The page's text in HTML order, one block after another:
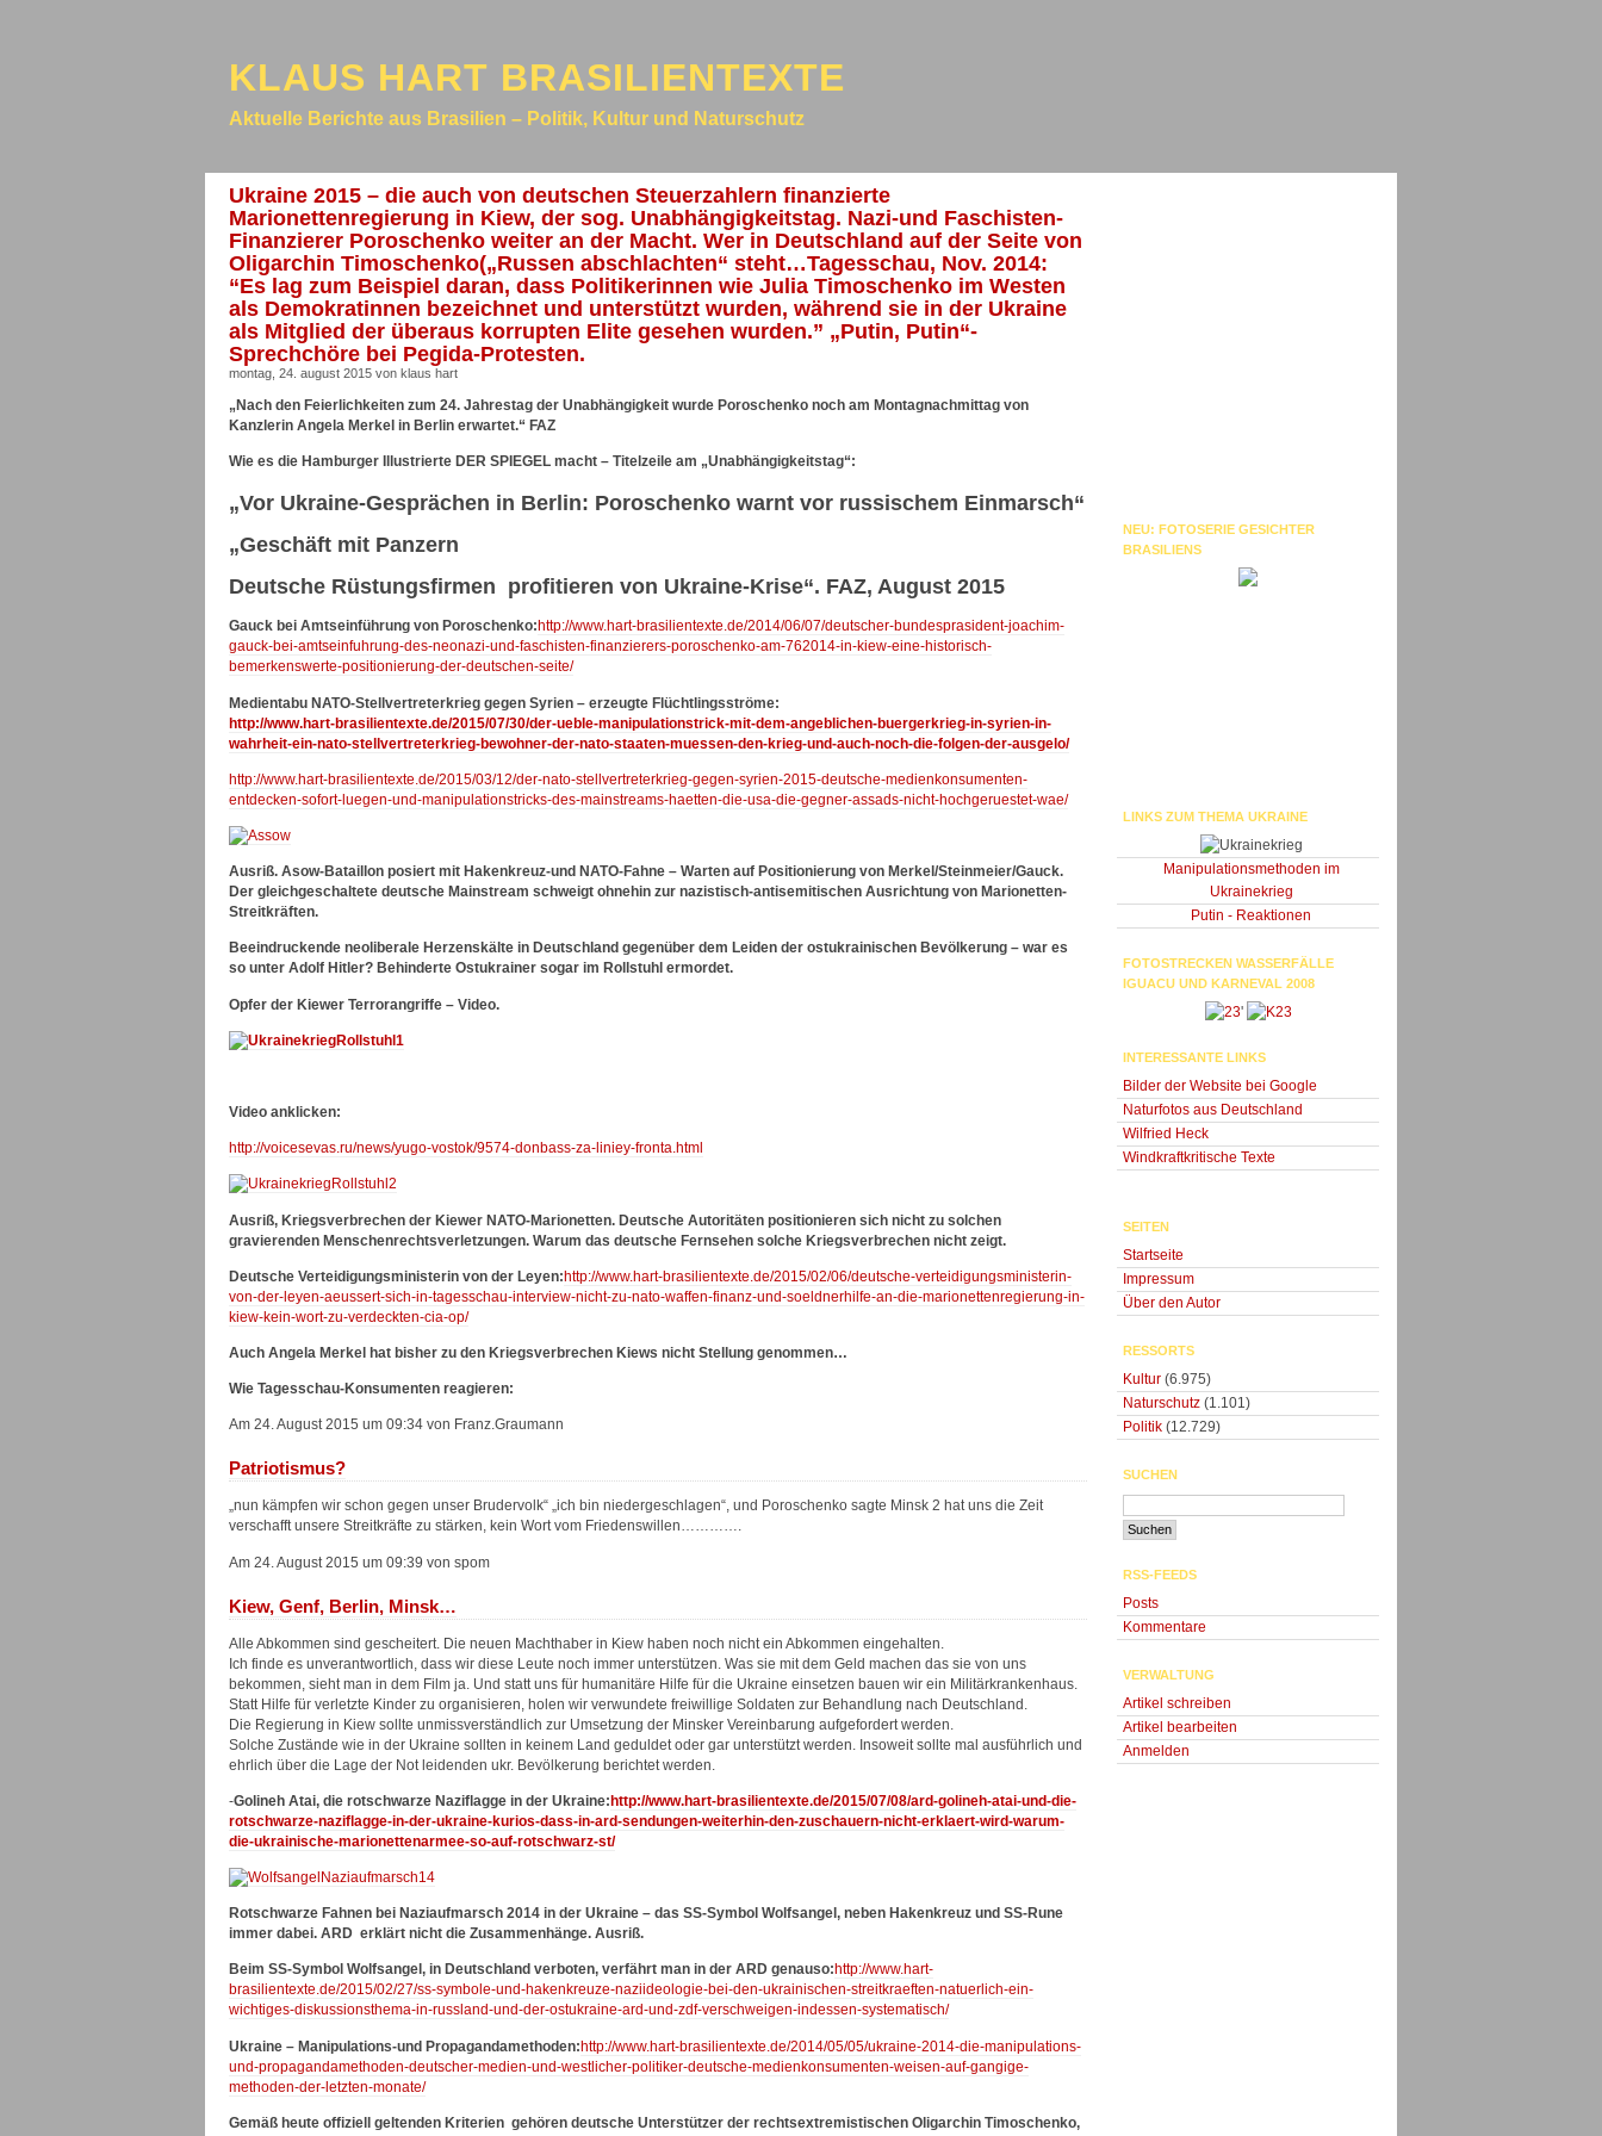
KLAUS HART BRASILIENTEXTE
Aktuelle Berichte aus Brasilien – Politik, Kultur und Naturschutz
Ukraine 2015 – die auch von deutschen Steuerzahlern finanzierte
Marionettenregierung in Kiew, der sog. Unabhängigkeitstag. Nazi-und Faschisten-
Finanzierer Poroschenko weiter an der Macht. Wer in Deutschland auf der Seite von
Oligarchin Timoschenko(„Russen abschlachten“ steht…Tagesschau, Nov. 2014:
“Es lag zum Beispiel daran, dass Politikerinnen wie Julia Timoschenko im Westen
als Demokratinnen bezeichnet und unterstützt wurden, während sie in der Ukraine
als Mitglied der überaus korrupten Elite gesehen wurden.” „Putin, Putin“-
Sprechchöre bei Pegida-Protesten.
montag, 24. august 2015 von klaus hart
„Nach den Feierlichkeiten zum 24. Jahrestag der Unabhängigkeit wurde Poroschenko noch am Montagnachmittag von
Kanzlerin Angela Merkel in Berlin erwartet.“ FAZ
Wie es die Hamburger Illustrierte DER SPIEGEL macht – Titelzeile am „Unabhängigkeitstag“:
„Vor Ukraine-Gesprächen in Berlin: Poroschenko warnt vor russischem Einmarsch“
„Geschäft mit Panzern
Deutsche Rüstungsfirmen profitieren von Ukraine-Krise“. FAZ, August 2015
Gauck bei Amtseinführung von Poroschenko:http://www.hart-brasilientexte.de/2014/06/07/deutscher-bundesprasident-joachim-
gauck-bei-amtseinfuhrung-des-neonazi-und-faschisten-finanzierers-poroschenko-am-762014-in-kiew-eine-historisch-
bemerkenswerte-positionierung-der-deutschen-seite/
Medientabu NATO-Stellvertreterkrieg gegen Syrien – erzeugte Flüchtlingsströme:
http://www.hart-brasilientexte.de/2015/07/30/der-ueble-manipulationstrick-mit-dem-angeblichen-buergerkrieg-in-syrien-in-
wahrheit-ein-nato-stellvertreterkrieg-bewohner-der-nato-staaten-muessen-den-krieg-und-auch-noch-die-folgen-der-ausgelo/
http://www.hart-brasilientexte.de/2015/03/12/der-nato-stellvertreterkrieg-gegen-syrien-2015-deutsche-medienkonsumenten-
entdecken-sofort-luegen-und-manipulationstricks-des-mainstreams-haetten-die-usa-die-gegner-assads-nicht-hochgeruestet-wae/
Ausriß. Asow-Bataillon posiert mit Hakenkreuz-und NATO-Fahne – Warten auf Positionierung von Merkel/Steinmeier/Gauck.
Der gleichgeschaltete deutsche Mainstream schweigt ohnehin zur nazistisch-antisemitischen Ausrichtung von Marionetten-
Streitkräften.
Beeindruckende neoliberale Herzenskälte in Deutschland gegenüber dem Leiden der ostukrainischen Bevölkerung – war es
so unter Adolf Hitler? Behinderte Ostukrainer sogar im Rollstuhl ermordet.
Opfer der Kiewer Terrorangriffe – Video.
Video anklicken:
http://voicesevas.ru/news/yugo-vostok/9574-donbass-za-liniey-fronta.html
Ausriß, Kriegsverbrechen der Kiewer NATO-Marionetten. Deutsche Autoritäten positionieren sich nicht zu solchen
gravierenden Menschenrechtsverletzungen. Warum das deutsche Fernsehen solche Kriegsverbrechen nicht zeigt.
Deutsche Verteidigungsministerin von der Leyen:http://www.hart-brasilientexte.de/2015/02/06/deutsche-verteidigungsministerin-
von-der-leyen-aeussert-sich-in-tagesschau-interview-nicht-zu-nato-waffen-finanz-und-soeldnerhilfe-an-die-marionettenregierung-in-
kiew-kein-wort-zu-verdeckten-cia-op/
Auch Angela Merkel hat bisher zu den Kriegsverbrechen Kiews nicht Stellung genommen…
Wie Tagesschau-Konsumenten reagieren:
Am 24. August 2015 um 09:34 von Franz.Graumann
Patriotismus?
„nun kämpfen wir schon gegen unser Brudervolk“ „ich bin niedergeschlagen“, und Poroschenko sagte Minsk 2 hat uns die Zeit
verschafft unsere Streitkräfte zu stärken, kein Wort vom Friedenswillen………….
Am 24. August 2015 um 09:39 von spom
Kiew, Genf, Berlin, Minsk…
Alle Abkommen sind gescheitert. Die neuen Machthaber in Kiew haben noch nicht ein Abkommen eingehalten.
Ich finde es unverantwortlich, dass wir diese Leute noch immer unterstützen. Was sie mit dem Geld machen das sie von uns
bekommen, sieht man in dem Film ja. Und statt uns für humanitäre Hilfe für die Ukraine einsetzen bauen wir ein Militärkrankenhaus.
Statt Hilfe für verletzte Kinder zu organisieren, holen wir verwundete freiwillige Soldaten zur Behandlung nach Deutschland.
Die Regierung in Kiew sollte unmissverständlich zur Umsetzung der Minsker Vereinbarung aufgefordert werden.
Solche Zustände wie in der Ukraine sollten in keinem Land geduldet oder gar unterstützt werden. Insoweit sollte mal ausführlich und
ehrlich über die Lage der Not leidenden ukr. Bevölkerung berichtet werden.
-Golineh Atai, die rotschwarze Naziflagge in der Ukraine:http://www.hart-brasilientexte.de/2015/07/08/ard-golineh-atai-und-die-
rotschwarze-naziflagge-in-der-ukraine-kurios-dass-in-ard-sendungen-weiterhin-den-zuschauern-nicht-erklaert-wird-warum-
die-ukrainische-marionettenarmee-so-auf-rotschwarz-st/
Rotschwarze Fahnen bei Naziaufmarsch 2014 in der Ukraine – das SS-Symbol Wolfsangel, neben Hakenkreuz und SS-Rune
immer dabei. ARD erklärt nicht die Zusammenhänge. Ausriß.
Beim SS-Symbol Wolfsangel, in Deutschland verboten, verfährt man in der ARD genauso:http://www.hart-
brasilientexte.de/2015/02/27/ss-symbole-und-hakenkreuze-naziideologie-bei-den-ukrainischen-streitkraeften-natuerlich-ein-
wichtiges-diskussionsthema-in-russland-und-der-ostukraine-ard-und-zdf-verschweigen-indessen-systematisch/
Ukraine – Manipulations-und Propagandamethoden:http://www.hart-brasilientexte.de/2014/05/05/ukraine-2014-die-manipulations-
und-propagandamethoden-deutscher-medien-und-westlicher-politiker-deutsche-medienkonsumenten-weisen-auf-gangige-
methoden-der-letzten-monate/
Gemäß heute offiziell geltenden Kriterien gehören deutsche Unterstützer der rechtsextremistischen Oligarchin Timoschenko,
NEU: FOTOSERIE GESICHTER
BRASILIENS
LINKS ZUM THEMA UKRAINE
Manipulationsmethoden im
Ukrainekrieg
Putin - Reaktionen
FOTOSTRECKEN WASSERFÄLLE
IGUACU UND KARNEVAL 2008
'
INTERESSANTE LINKS
Bilder der Website bei Google
Naturfotos aus Deutschland
Wilfried Heck
Windkraftkritische Texte
SEITEN
Startseite
Impressum
Über den Autor
RESSORTS
Kultur (6.975)
Naturschutz (1.101)
Politik (12.729)
SUCHEN
RSS-FEEDS
Posts
Kommentare
VERWALTUNG
Artikel schreiben
Artikel bearbeiten
Anmelden